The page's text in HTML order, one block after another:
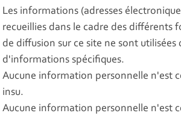
Les informations (adresses
recueillies dans le cadre des différents
de diffusion sur ce site ne sont utilisées
d'informations spécifiques.
Aucune information personnelle n'est
insu.
Aucune information personnelle n'est